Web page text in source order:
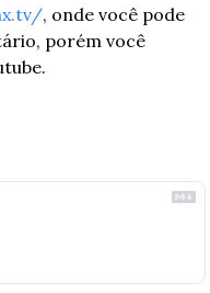
, onde você pode
porém você